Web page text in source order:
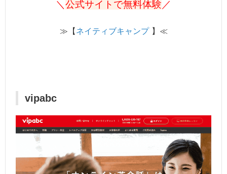
＼公式サイトで無料体験／
≫【 ネイティブキャンプ 】≪
vipabc